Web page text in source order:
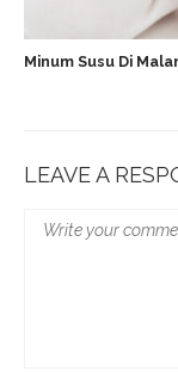
Minum Susu Di
LEAVE A